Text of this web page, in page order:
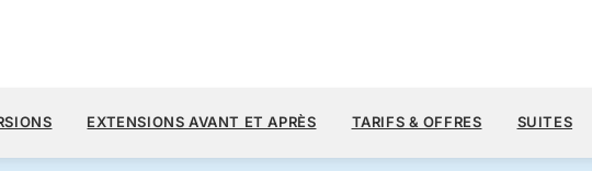
7 JOURS
PAR VOYAGEUR, AVEC LE TARIF ALL-
EXTENSIONS AVANT ET APRÈS TARIFS & OFFRES SUITES